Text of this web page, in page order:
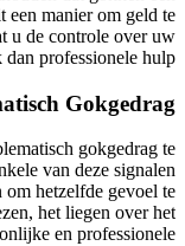
een manier om geld te
u de controle over uw
professionele hulp.
Gokgedrag
gokgedrag te
van deze signalen
om hetzelfde gevoel te
het liegen over het
en professionele